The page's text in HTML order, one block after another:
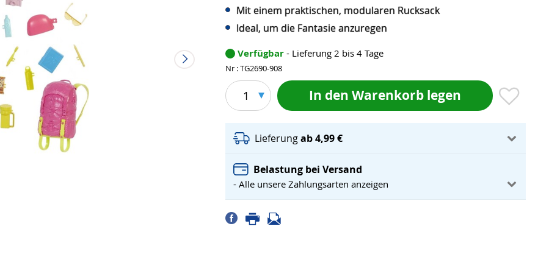
Mit einem praktischen, modularen Rucksack
Ideal, um die Fantasie anzuregen
Verfügbar - Lieferung 2 bis 4 Tage
Nr : TG2690-908
1 In den Warenkorb legen
Lieferungab 4,99 €
Belastung bei Versand
- Alle unsere Zahlungsarten anzeigen